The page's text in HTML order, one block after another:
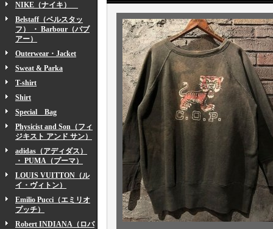
NIKE（ナイキ）
Belstaff（ベルスタッ
フ） ・ Barbour（バブ
アー）
Outerwear・Jacket
Sweat & Parka
T-shirt
Shirt
Special Bag
Physicist and Son（フィ
ジキスト アンド サン）
adidas（アディダス）
・ PUMA（プーマ）
LOUIS VUITTON（ル
イ・ヴィトン）
Emilio Pucci（エミリオ
プッチ）
Robert INDIANA（ロバ